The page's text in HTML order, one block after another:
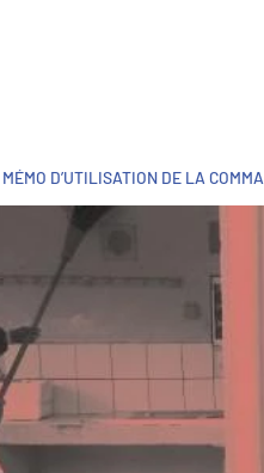
D’UTILISATION DE LA